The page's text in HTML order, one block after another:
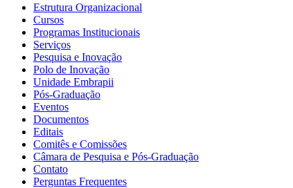
Estrutura Organizacional
Cursos
Programas Institucionais
Serviços
Pesquisa e Inovação
Polo de Inovação
Unidade Embrapii
Pós-Graduação
Eventos
Documentos
Editais
Comitês e Comissões
Câmara de Pesquisa e Pós-Graduação
Contato
Perguntas Frequentes